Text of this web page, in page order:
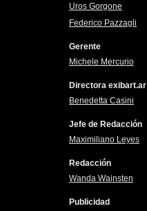
Uros Gorgone
Federico Pazzagli
Gerente
Michele Mercurio
Directora exibart.ar
Benedetta Casini
Jefe de Redacción
Maximiliano Leyes
Redacción
Wanda Wainsten
Publicidad